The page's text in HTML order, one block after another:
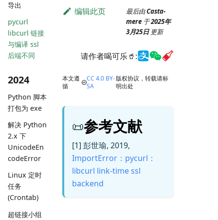
导出
pycurl
libcurl 链接
与编译 ssl
后端不同
2024
Python 脚本
打包为 exe
解决 Python
2.x 下
UnicodeEn
codeError
Linux 定时
任务
(Crontab)
超链接小组
编辑此页 最后由Casta-
mere于2025年
3月25日更新
请作者喝可乐🥤:
本文遵
循
CC 4.0 BY-
SA
版权协议，转载请标
明出处
📜参考文献
[1] 彭世瑜, 2019,
ImportError：pycurl：
libcurl link-time ssl
backend